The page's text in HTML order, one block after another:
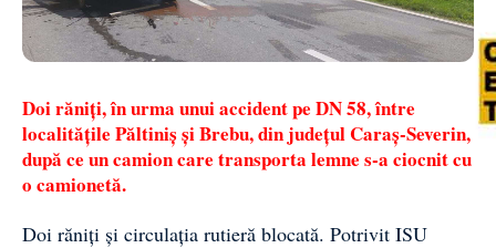
Doi răniți, în urma unui accident pe DN 58, între
localitățile Păltiniș și Brebu, din județul Caraș-Severin,
după ce un camion care transporta lemne s-a ciocnit cu
o camionetă.
Doi răniți și circulația rutieră blocată. Potrivit ISU